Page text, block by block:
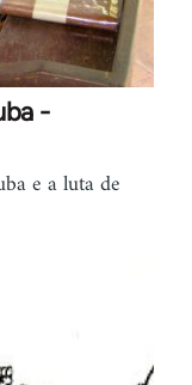
-
e a luta de